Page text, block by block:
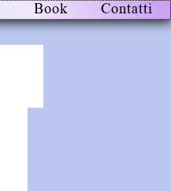
Book Contatti